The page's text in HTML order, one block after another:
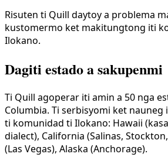
Risuten ti Quill daytoy a problema
kustomermo ket makitungtong iti
Ilokano.
Dagiti estado a sakupenmi
Ti Quill agoperar iti amin a 50 nga
Columbia. Ti serbisyomi ket
ti komunidad ti Ilokano: Hawaii
dialect), California (Salinas,
(Las Vegas), Alaska (Anchorage).